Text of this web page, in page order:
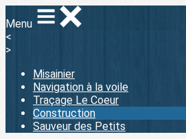
Menu
<
>
Misainier
Navigation à la voile
Traçage Le Coeur
Construction
Sauveur des Petits